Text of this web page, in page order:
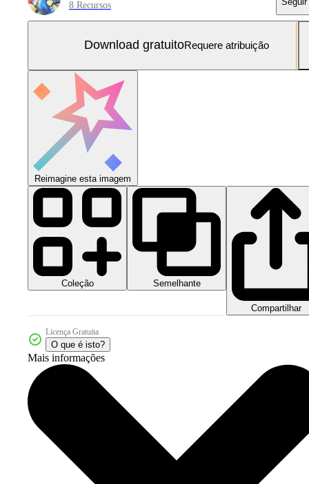
8 Recursos
Download gratuitoRequere atribuição
Reimagine esta imagem
Coleção Semelhante
Compartilhar
Licença Gratuita
O que é isto?
Mais informações